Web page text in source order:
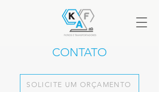
CONTATO
SOLICITE UM ORÇAMENTO